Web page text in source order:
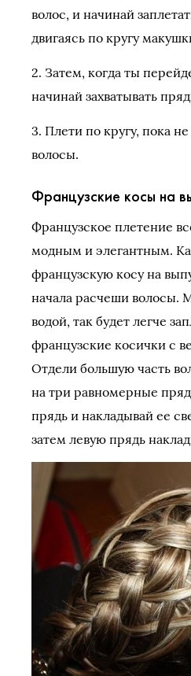
волос, и начинай
двигаясь по кругу
2. Затем, когда ты
начинай захватывать
3. Плети по кругу, пока
волосы.
Французские косы на
Французское плетение
модным и элегантным.
французскую косу на
начала расчеши волосы.
водой, так будет легче
французские косички с
Отдели большую часть
на три равномерные
прядь и накладывай ее
затем левую прядь